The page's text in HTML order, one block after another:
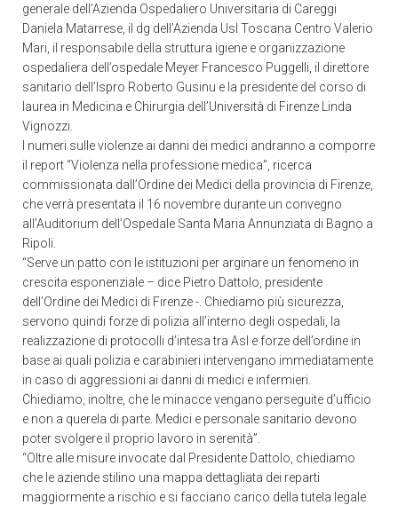
generale dell’Azienda Ospedaliero Universitaria di Careggi
Daniela Matarrese, il dg dell’Azienda Usl Toscana Centro Valerio
Mari, il responsabile della struttura igiene e organizzazione
ospedaliera dell’ospedale Meyer Francesco Puggelli, il direttore
sanitario dell’Ispro Roberto Gusinu e la presidente del corso di
laurea in Medicina e Chirurgia dell’Università di Firenze Linda
Vignozzi.
I numeri sulle violenze ai danni dei medici andranno a comporre
il report “Violenza nella professione medica”, ricerca
commissionata dall’Ordine dei Medici della provincia di Firenze,
che verrà presentata il 16 novembre durante un convegno
all’Auditorium dell’Ospedale Santa Maria Annunziata di Bagno a
Ripoli.
“Serve un patto con le istituzioni per arginare un fenomeno in
crescita esponenziale – dice Pietro Dattolo, presidente
dell’Ordine dei Medici di Firenze -. Chiediamo più sicurezza,
servono quindi forze di polizia all’interno degli ospedali, la
realizzazione di protocolli d’intesa tra Asl e forze dell’ordine in
base ai quali polizia e carabinieri intervengano immediatamente
in caso di aggressioni ai danni di medici e infermieri.
Chiediamo, inoltre, che le minacce vengano perseguite d’ufficio
e non a querela di parte. Medici e personale sanitario devono
poter svolgere il proprio lavoro in serenità”.
“Oltre alle misure invocate dal Presidente Dattolo, chiediamo
che le aziende stilino una mappa dettagliata dei reparti
maggiormente a rischio e si facciano carico della tutela legale